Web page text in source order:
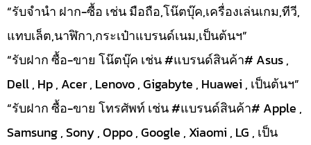
“รับจำนำ ฝาก-ซื้อ เช่น มือถือ,โน๊ตบุ๊ค,เครื่องเล่นเกม,ทีวี,
แทบเล็ต,นาฬิกา,กระเป๋าแบรนด์เนม,เป็นต้นฯ”
“รับฝาก ซื้อ-ขาย โน๊ตบุ๊ค เช่น #แบรนด์สินค้า# Asus ,
Dell , Hp , Acer , Lenovo , Gigabyte , Huawei , เป็นต้นฯ”
“รับฝาก ซื้อ-ขาย โทรศัพท์ เช่น #แบรนด์สินค้า# Apple ,
Samsung , Sony , Oppo , Google , Xiaomi , LG , เป็น